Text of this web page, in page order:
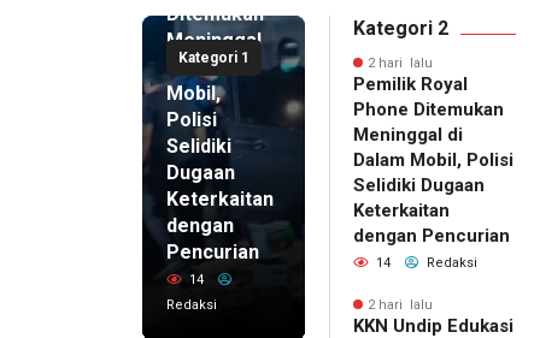
Kategori 1
Ditemukan
Meninggal
di Dalam
Mobil,
Polisi
Selidiki
Dugaan
Keterkaitan
dengan
Pencurian
14
Redaksi
Kategori 2
2 hari lalu
Pemilik Royal
Phone Ditemukan
Meninggal di
Dalam Mobil, Polisi
Selidiki Dugaan
Keterkaitan
dengan Pencurian
14 Redaksi
2 hari lalu
KKN Undip Edukasi